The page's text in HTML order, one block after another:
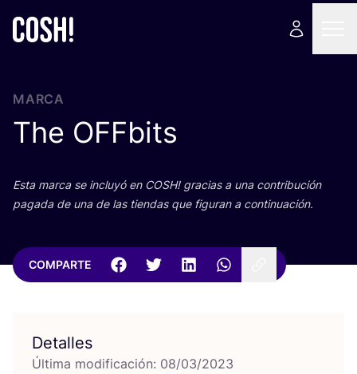
MARCA
The OFFbits
Esta mar­ca se inclu­yó en COSH! gra­cias a una con­tri­bu­ción
paga­da de una de las tien­das que figu­ran a continuación.
COMPARTE
Detalles
Última modificación: 08/03/2023